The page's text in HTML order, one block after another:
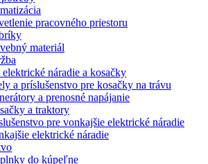
pracovného priestoru
materiál
náradie a kosačky
a príslušenstvo pre kosačky na trávu
a prenosné napájanie
a traktory
pre vonkajšie elektrické náradie
elektrické náradie
do kúpeľne